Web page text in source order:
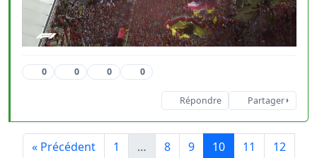
0 0 0 0
Répondre Partager
« Précédent 1 … 8 9 10 11
12